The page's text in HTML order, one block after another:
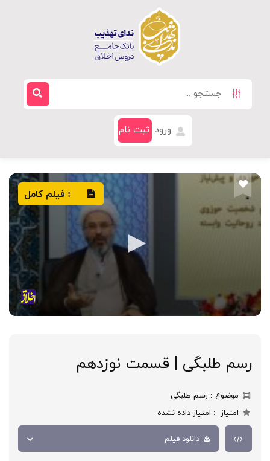
ورود ثبت نام
: فیلم کامل
رسم طلبگی | قسمت نوزدهم
موضوع
رسم طلبگی
امتیاز
امتیاز داده نشده
دانلود فیلم